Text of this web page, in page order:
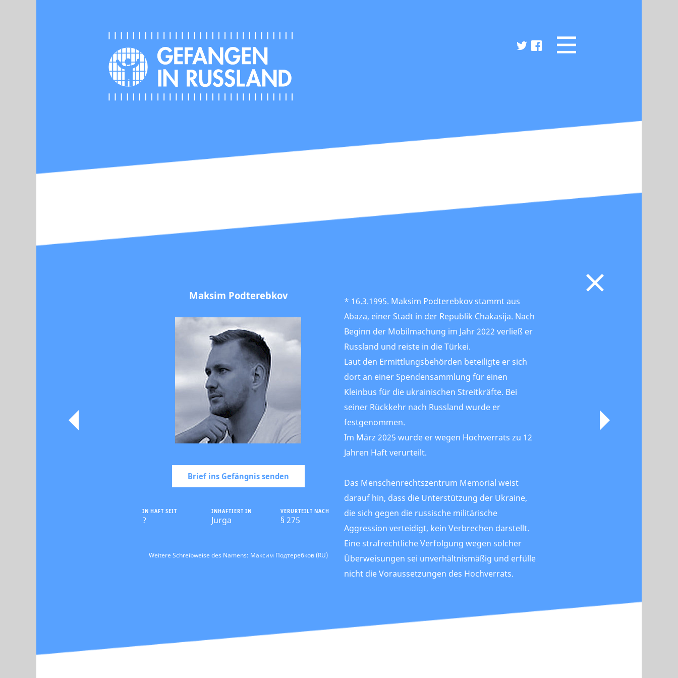
Maksim Podterebkov
Brief ins Gefängnis senden
IN HAFT SEIT
?
INHAFTIERT IN
Jurga
VERURTEILT NACH
§ 275
Weitere Schreibweise des Namens: Максим Подтеребков (RU)
* 16.3.1995. Maksim Podterebkov stammt aus
Abaza, einer Stadt in der Republik Chakasija. Nach
Beginn der Mobilmachung im Jahr 2022 verließ er
Russland und reiste in die Türkei.
Laut den Ermittlungsbehörden beteiligte er sich
dort an einer Spendensammlung für einen
Kleinbus für die ukrainischen Streitkräfte. Bei
seiner Rückkehr nach Russland wurde er
festgenommen.
Im März 2025 wurde er wegen Hochverrats zu 12
Jahren Haft verurteilt.
Das Menschenrechtszentrum Memorial weist
darauf hin, dass die Unterstützung der Ukraine,
die sich gegen die russische militärische
Aggression verteidigt, kein Verbrechen darstellt.
Eine strafrechtliche Verfolgung wegen solcher
Überweisungen sei unverhältnismäßig und erfülle
nicht die Voraussetzungen des Hochverrats.